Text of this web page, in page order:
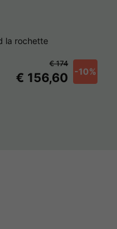
la rochette
€ 156,60 -10%
€ 174